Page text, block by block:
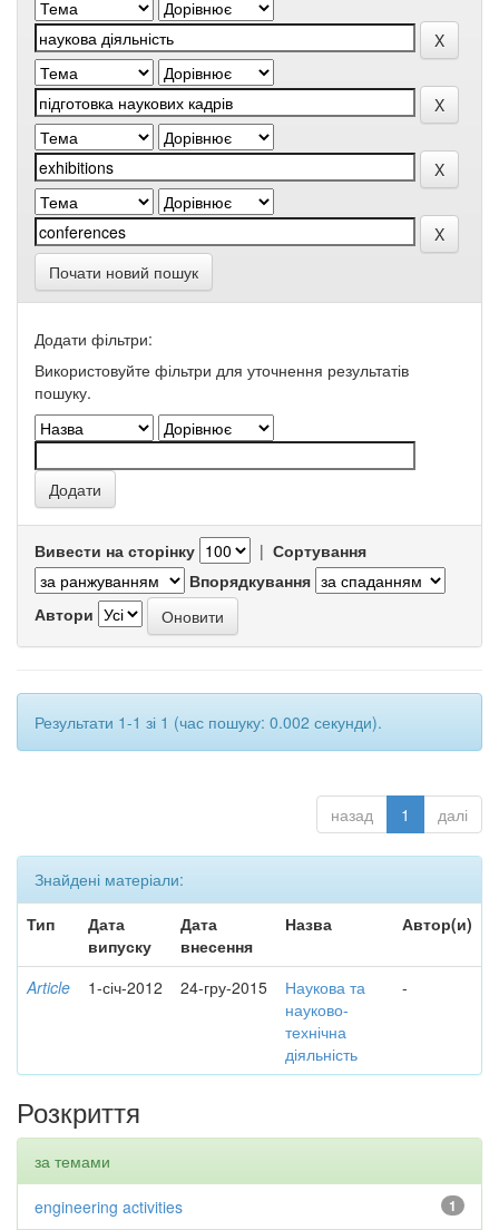
Почати новий пошук
Додати фільтри:
Використовуйте фільтри для уточнення результатів
пошуку.
Вивести на сторінку | Сортування
Впорядкування
Автори
Результати 1-1 зі 1 (час пошуку: 0.002 секунди).
назад 1 далі
Знайдені матеріали:
Тип
Дата
випуску
Дата
внесення
Назва Автор(и)
Article 1-січ-2012 24-гру-2015
Наукова та
науково-
технічна
діяльність
-
Розкриття
за темами
1
engineering activities